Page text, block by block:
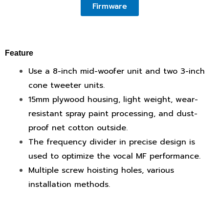
Firmware
Feature
Use a 8-inch mid-woofer unit and two 3-inch
cone tweeter units.
15mm plywood housing, light weight, wear-
resistant spray paint processing, and dust-
proof net cotton outside.
The frequency divider in precise design is
used to optimize the vocal MF performance.
Multiple screw hoisting holes, various
installation methods.